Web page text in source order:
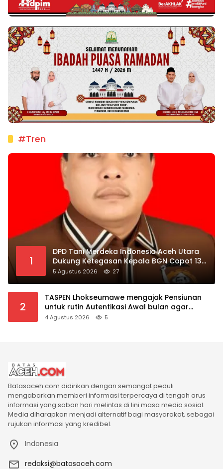
#Tren
1
DPD Tani Merdeka Indonesia Aceh Utara
Dukung Ketegasan Kepala BGN Copot 137
Kepala SPPG
5 Agustus 2026 27
2
TASPEN Lhokseumawe mengajak Pensiunan
untuk rutin Autentikasi Awal bulan agar
Manfaat Pensiun tetap Lancar
4 Agustus 2026 5
Batasaceh.com didirikan dengan semangat peduli
mengabarkan memberi informasi terpercaya di tengah arus
informasi yang saban hari melintas di lini masa media sosial.
Media diharapkan menjadi alternatif bagi masyarakat, sebagai
rujukan informasi yang kredibel.
Indonesia
redaksi@batasaceh.com